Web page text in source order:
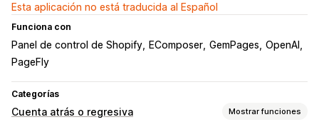
Esta aplicación no está traducida al Español
Funciona con
Panel de control de Shopify EComposer GemPages OpenAI
PageFly
Categorías
Cuenta atrás o regresiva Mostrar funciones